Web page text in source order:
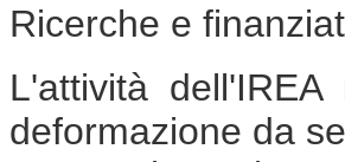
Ricerche e
L'attività
deformazione da